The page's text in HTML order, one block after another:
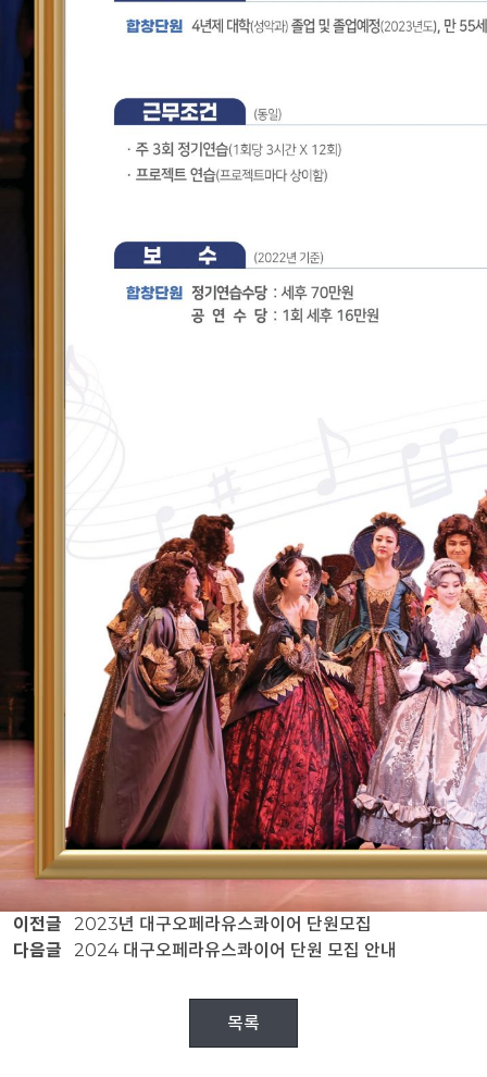
이전글
2023년 대구오페라유스콰이어 단원모집
다음글
2024 대구오페라유스콰이어 단원 모집 안내
목록